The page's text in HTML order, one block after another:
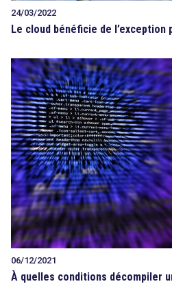
24/03/2022
Le cloud bénéficie de l’exception
06/12/2021
À quelles conditions décompiler